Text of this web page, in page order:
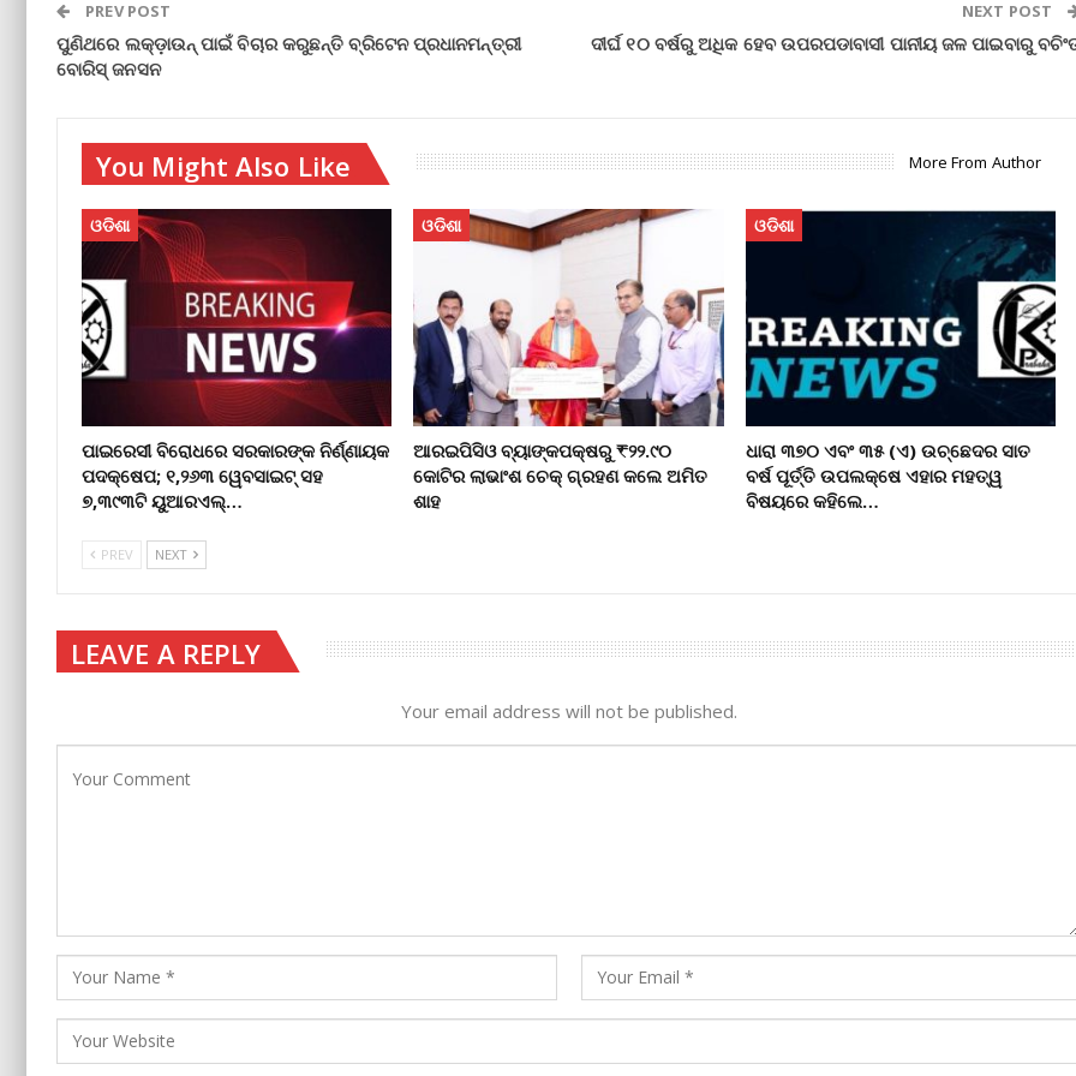
PREV POST
ପୁଣିଥରେ ଲକ୍‌ଡ଼ାଉନ୍‌ ପାଇଁ ବିଚାର କରୁଛନ୍ତି ବ୍ରିଟେନ ପ୍ରଧାନମନ୍ତ୍ରୀ
ବୋରିସ୍ ଜନସନ
NEXT POST
ଦୀର୍ଘ ୧୦ ବର୍ଷରୁ ଅଧିକ ହେବ ଉପରପଡାବାସୀ ପାନୀୟ ଜଳ ପାଇବାରୁ
You Might Also Like More From Author
ଓଡିଶା
ପାଇରେସୀ ବିରୋଧରେ ସରକାରଙ୍କ ନିର୍ଣ୍ଣାୟକ
ପଦକ୍ଷେପ; ୧,୨୬୩ ୱେବସାଇଟ୍ ସହ
୭,୩୯୩ଟି ୟୁଆରଏଲ୍…
ଓଡିଶା
ଆରଇପିସିଓ ବ୍ୟାଙ୍କପକ୍ଷରୁ ₹୨୨.୯୦
କୋଟିର ଲାଭାଂଶ ଚେକ୍ ଗ୍ରହଣ କଲେ ଅମିତ
ଶାହ
ଓଡିଶା
ଧାରା ୩୭୦ ଏବଂ ୩୫ (ଏ) ଉଚ୍ଛେଦର ସାତ
ବର୍ଷ ପୂର୍ତ୍ତି ଉପଲକ୍ଷେ ଏହାର ମହତ୍ୱ
ବିଷୟରେ କହିଲେ…
PREV NEXT
LEAVE A REPLY
Your email address will not be published.